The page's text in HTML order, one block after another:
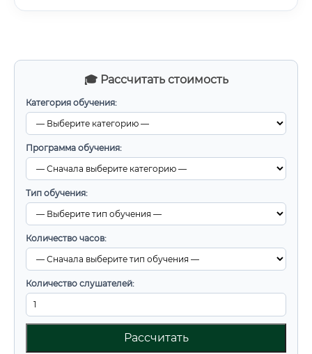
🎓 Рассчитать стоимость
Категория обучения:
Программа обучения:
Тип обучения:
Количество часов:
Количество слушателей:
Рассчитать